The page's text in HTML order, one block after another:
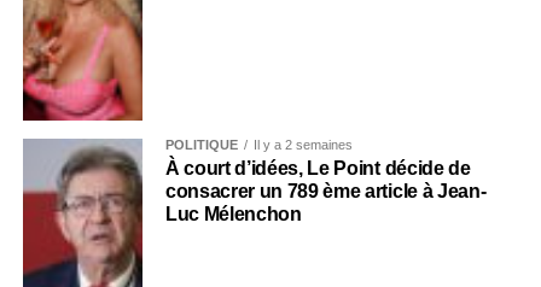
POLITIQUE Il y a 2 semaines
À court d’idées, Le Point décide de
consacrer un 789 ème article à Jean-
Luc Mélenchon